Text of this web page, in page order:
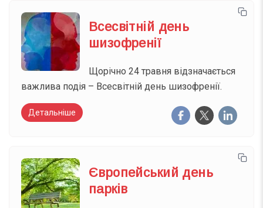
Всесвітній день
шизофренії
Щорічно 24 травня відзначається
важлива подія – Всесвітній день шизофренії.
Детальніше
Європейський день
парків